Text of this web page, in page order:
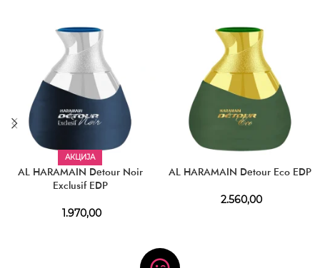
АКЦИЈА
AL HARAMAIN Detour Noir
Exclusif EDP
1.970,00
AL HARAMAIN Detour Eco EDP
2.560,00